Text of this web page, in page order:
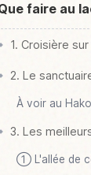
faire au
1. Croisière
2. Le
À voir au
3. Les
① L'allée de